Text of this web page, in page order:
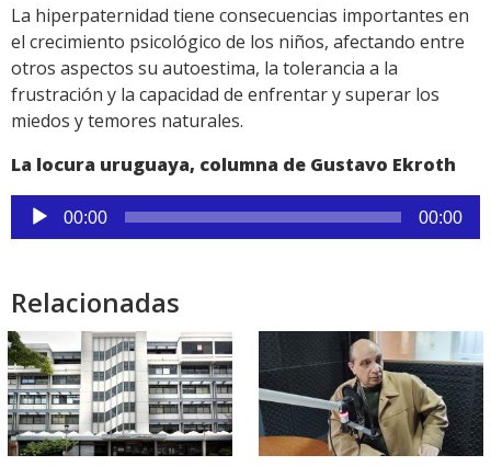
Link
La hiperpaternidad tiene consecuencias importantes en
el crecimiento psicológico de los niños, afectando entre
otros aspectos su autoestima, la tolerancia a la
frustración y la capacidad de enfrentar y superar los
miedos y temores naturales.
La locura uruguaya, columna de Gustavo Ekroth
Reproductor
de
00:00 00:00
Relacionadas